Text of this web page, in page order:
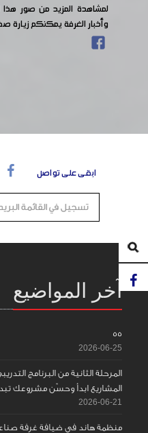
لمشاهدة المزيد من صور هذا
وأخبار الغرفة يمكنكم زيارة
ابقى على تواصل
آخر المواضيع
55
2026-06-25
المرحلة الثانية من البرنامج
المشاريع ابدأ وحسّن مشروعك
2026-06-21
منظمة هاند في ضيافة غرفة